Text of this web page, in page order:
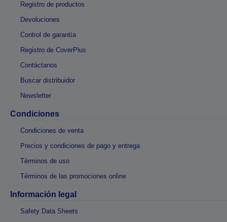
Registro de productos
Devoluciones
Control de garantía
Registro de CoverPlus
Contáctanos
Buscar distribuidor
Newsletter
Condiciones
Condiciones de venta
Precios y condiciones de pago y entrega
Términos de uso
Términos de las promociones online
Información legal
Safety Data Sheets